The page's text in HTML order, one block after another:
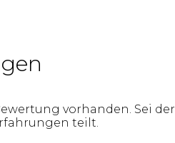
vorhanden. Sei der
teilt.